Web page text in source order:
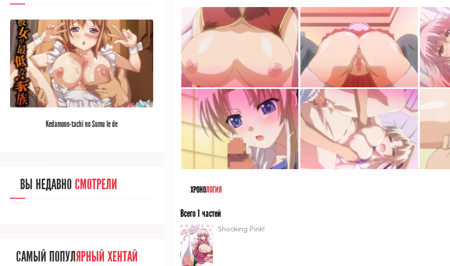
ХРОНОЛОГИЯ
Всего 1 частей
Shocking Pink!
ВЫ НЕДАВНОСМОТРЕЛИ
[/senpainoticeme]
САМЫЙ ПОПУЛЯРНЫЙ АНИМЕ
Kedamono-tachi no Sumu Ie de
ВЫ НЕДАВНО СМОТРЕЛИ
САМЫЙ ПОПУЛЯРНЫЙ ХЕНТАЙ